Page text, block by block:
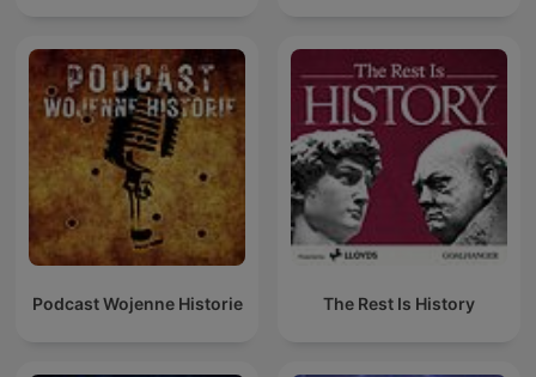
Podcast Wojenne Historie The Rest Is History